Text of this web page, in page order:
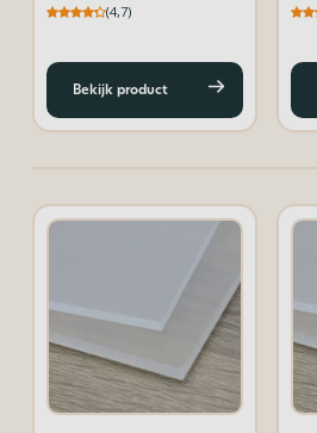
(4,7)
Bekijk product